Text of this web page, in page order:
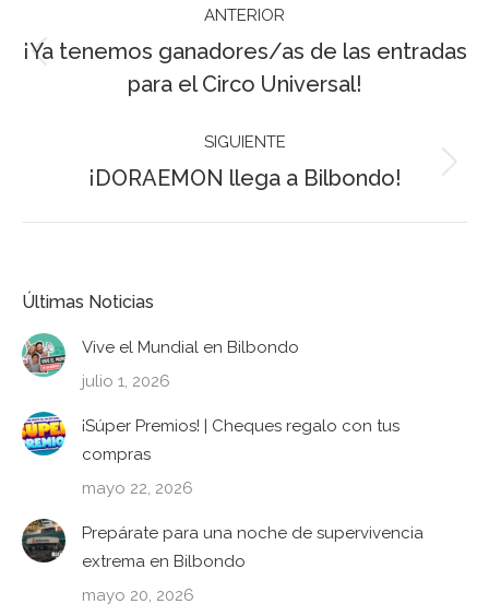
publicaciones
ANTERIOR
Publicación
anterior:
¡Ya tenemos ganadores/as de las entradas
para el Circo Universal!
SIGUIENTE
Publicación
¡DORAEMON llega a Bilbondo!
Últimas Noticias
Vive el Mundial en Bilbondo
julio 1, 2026
¡Súper Premios! | Cheques regalo con tus
compras
mayo 22, 2026
Prepárate para una noche de supervivencia
extrema en Bilbondo
mayo 20, 2026